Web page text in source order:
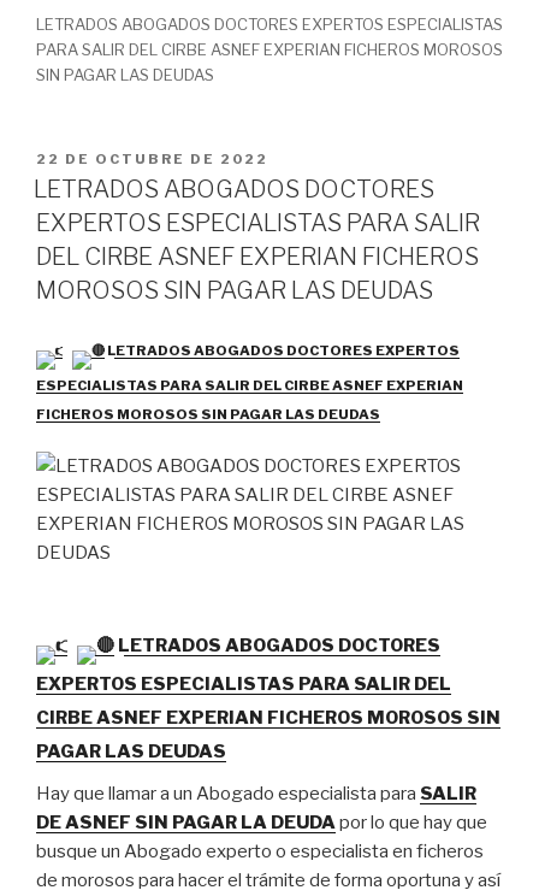
LETRADOS ABOGADOS DOCTORES EXPERTOS ESPECIALISTAS
PARA SALIR DEL CIRBE ASNEF EXPERIAN FICHEROS MOROSOS
SIN PAGAR LAS DEUDAS
PUBLICADO
EL
22 DE OCTUBRE DE 2022
LETRADOS ABOGADOS DOCTORES
EXPERTOS ESPECIALISTAS PARA SALIR
DEL CIRBE ASNEF EXPERIAN FICHEROS
MOROSOS SIN PAGAR LAS DEUDAS
LETRADOS ABOGADOS DOCTORES EXPERTOS
ESPECIALISTAS PARA SALIR DEL CIRBE ASNEF EXPERIAN
FICHEROS MOROSOS SIN PAGAR LAS DEUDAS
LETRADOS ABOGADOS DOCTORES
EXPERTOS ESPECIALISTAS PARA SALIR DEL
CIRBE ASNEF EXPERIAN FICHEROS MOROSOS SIN
PAGAR LAS DEUDAS
Hay que llamar a un Abogado especialista para SALIR
DE ASNEF SIN PAGAR LA DEUDApor lo que hay que
busque un Abogado experto o especialista en ficheros
de morosos para hacer el trámite de forma oportuna y así